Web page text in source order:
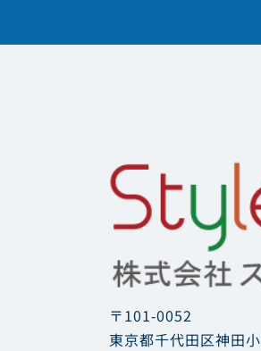
〒101-0052
東京都千代田区神田